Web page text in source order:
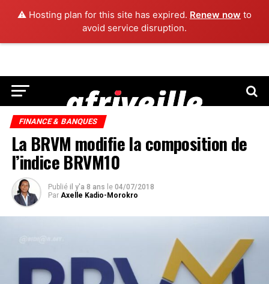
⚠️ Hosting plan for this site has expired. Renew now to
avoid service disruption.
FINANCE & BANQUES
La BRVM modifie la composition de
l’indice BRVM10
Publié il y'a 8 ans le 04/07/2018
Par Axelle Kadio-Morokro